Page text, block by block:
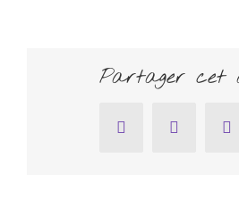
Partager cet
FacebookTwitter